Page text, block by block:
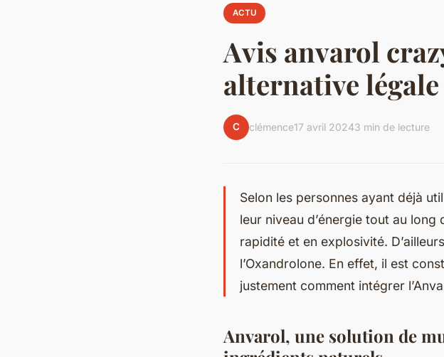
ACTU
Avis anvarol
alternative
C clémence17 avril 20243 min de lecture
Selon les personnes ayant déjà
leur niveau d’énergie tout au long
rapidité et en explosivité.
l’Oxandrolone. En effet, il est
justement comment intégrer
Anvarol, une solution de